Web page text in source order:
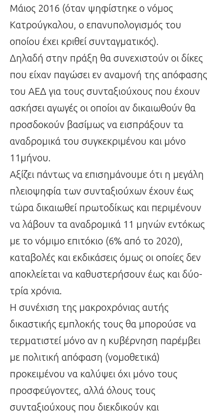
Μάιος 2016 (όταν ψηφίστηκε ο νόμος
Κατρούγκαλου, ο επανυπολογισμός του
οποίου έχει κριθεί συνταγματικός).
Δηλαδή στην πράξη θα συνεχιστούν οι δίκες
που είχαν παγώσει εν αναμονή της απόφασης
του ΑΕΔ για τους συνταξιούχους που έχουν
ασκήσει αγωγές οι οποίοι αν δικαιωθούν θα
προσδοκούν βασίμως να εισπράξουν τα
αναδρομικά του συγκεκριμένου και μόνο
11μήνου.
Αξίζει πάντως να επισημάνουμε ότι η μεγάλη
πλειοψηφία των συνταξιούχων έχουν έως
τώρα δικαιωθεί πρωτοδίκως και περιμένουν
να λάβουν τα αναδρομικά 11 μηνών εντόκως
με το νόμιμο επιτόκιο (6% από το 2020),
καταβολές και εκδικάσεις όμως οι οποίες δεν
αποκλείεται να καθυστερήσουν έως και δύο-
τρία χρόνια.
Η συνέχιση της μακροχρόνιας αυτής
δικαστικής εμπλοκής τους θα μπορούσε να
τερματιστεί μόνο αν η κυβέρνηση παρέμβει
με πολιτική απόφαση (νομοθετικά)
προκειμένου να καλύψει όχι μόνο τους
προσφεύγοντες, αλλά όλους τους
συνταξιούχους που διεκδικούν και